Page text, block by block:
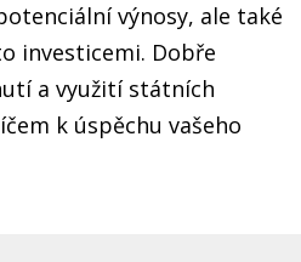
výnosy, ale také
investicemi. Dobře
a využití státních
k úspěchu vašeho